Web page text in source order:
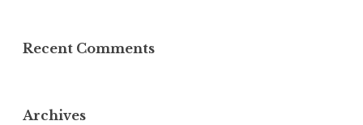
Recent Comments
Archives